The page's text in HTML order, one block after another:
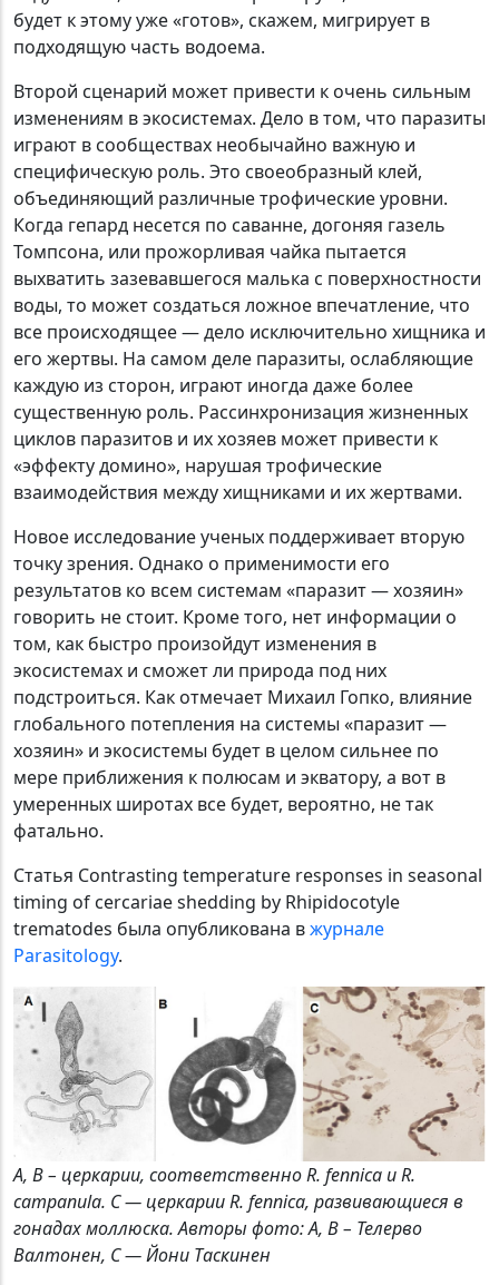
будет к этому уже «готов», скажем, мигрирует в
подходящую часть водоема.
Второй сценарий может привести к очень сильным
изменениям в экосистемах. Дело в том, что паразиты
играют в сообществах необычайно важную и
специфическую роль. Это своеобразный клей,
объединяющий различные трофические уровни.
Когда гепард несется по саванне, догоняя газель
Томпсона, или прожорливая чайка пытается
выхватить зазевавшегося малька с поверхностности
воды, то может создаться ложное впечатление, что
все происходящее — дело исключительно хищника и
его жертвы. На самом деле паразиты, ослабляющие
каждую из сторон, играют иногда даже более
существенную роль. Рассинхронизация жизненных
циклов паразитов и их хозяев может привести к
«эффекту домино», нарушая трофические
взаимодействия между хищниками и их жертвами.
Новое исследование ученых поддерживает вторую
точку зрения. Однако о применимости его
результатов ко всем системам «паразит — хозяин»
говорить не стоит. Кроме того, нет информации о
том, как быстро произойдут изменения в
экосистемах и сможет ли природа под них
подстроиться. Как отмечает Михаил Гопко, влияние
глобального потепления на системы «паразит —
хозяин» и экосистемы будет в целом сильнее по
мере приближения к полюсам и экватору, а вот в
умеренных широтах все будет, вероятно, не так
фатально.
Статья Contrasting temperature responses in seasonal
timing of cercariae shedding by Rhipidocotyle
trematodes была опубликована вжурнале
Parasitology.
А, B – церкарии, соответственно R. fennica и R.
campanula. С — церкарии R. fennica, развивающиеся в
гонадах моллюска. Авторы фото: А, B – Телерво
Валтонен, С — Йони Таскинен